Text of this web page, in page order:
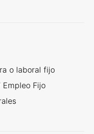
o laboral fijo
Fijo